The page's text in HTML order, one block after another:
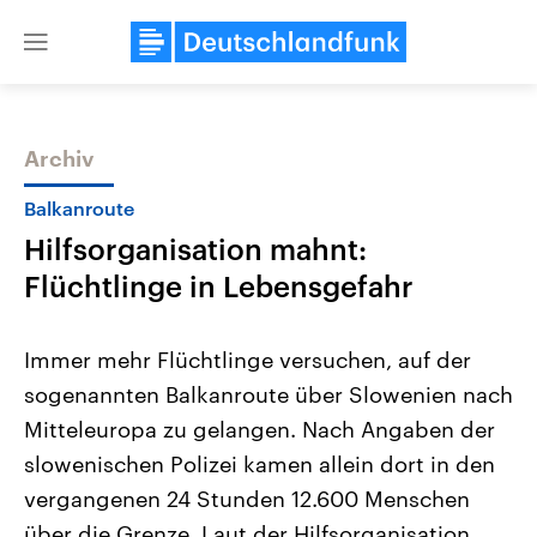
Close
Themen
Landtagswahl Sachsen-Anhalt
2026
Alle Informationen
Sachsen-Anhalt wählt am 6.
September 2026 einen neuen
Landtag. Seit 2021 wird das
Bundesland von einer Koalition aus
USA
Aktuelle Beiträge,
Hintergründe
Wirtschaftlich und
gehören die Vereinigten
den mächtigsten Ländern
mit großem Einfluss auf
Archiv
Balkanroute
Hilfsorganisation mahnt:
Flüchtlinge in Lebensgefahr
Immer mehr Flüchtlinge versuchen, auf der
sogenannten Balkanroute über Slowenien nach
Mitteleuropa zu gelangen. Nach Angaben der
slowenischen Polizei kamen allein dort in den
vergangenen 24 Stunden 12.600 Menschen